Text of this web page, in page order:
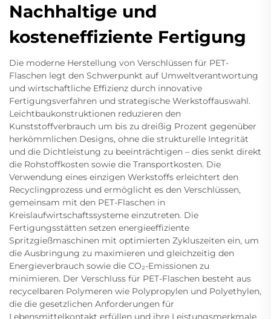
Nachhaltige und
kosteneffiziente Fertigung
Die moderne Herstellung von Verschlüssen für PET-
Flaschen legt den Schwerpunkt auf Umweltverantwortung
und wirtschaftliche Effizienz durch innovative
Fertigungsverfahren und strategische Werkstoffauswahl.
Leichtbaukonstruktionen reduzieren den
Kunststoffverbrauch um bis zu dreißig Prozent gegenüber
herkömmlichen Designs, ohne die strukturelle Integrität
und die Dichtleistung zu beeinträchtigen – dies senkt direkt
die Rohstoffkosten sowie die Transportkosten. Die
Verwendung eines einzigen Werkstoffs erleichtert den
Recyclingprozess und ermöglicht es den Verschlüssen,
gemeinsam mit den PET-Flaschen in
Kreislaufwirtschaftssysteme einzutreten. Die
Fertigungsstätten setzen energieeffiziente
Spritzgießmaschinen mit optimierten Zykluszeiten ein, um
die Ausbringung zu maximieren und gleichzeitig den
Energieverbrauch sowie die CO₂-Emissionen zu
minimieren. Der Verschluss für PET-Flaschen besteht aus
recycelbaren Polymeren wie Polypropylen und Polyethylen,
die die gesetzlichen Anforderungen für
Lebensmittelkontakt erfüllen und ihre Leistungsmerkmale